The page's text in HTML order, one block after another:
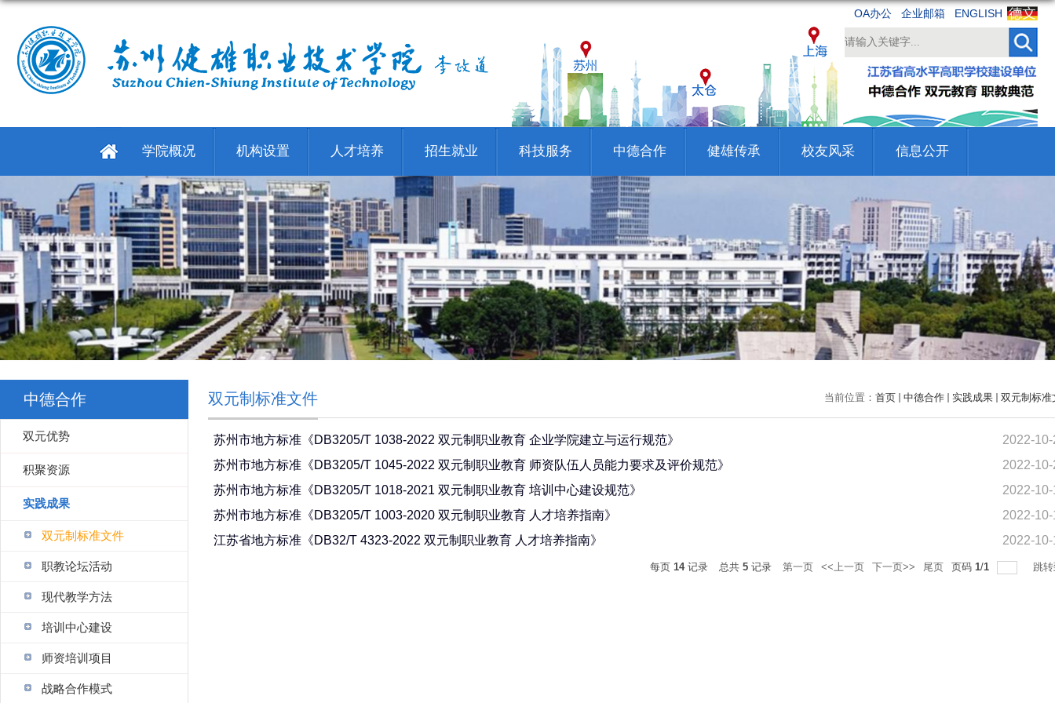
OA办公 企业邮箱 ENGLISH
学院概况 机构设置 人才培养 招生就业 科技服务 中德合作 健雄传承 校友风采 信息公开
中德合作
双元优势
积聚资源
实践成果
双元制标准文件
职教论坛活动
现代教学方法
培训中心建设
师资培训项目
战略合作模式
当前位置： 首页 中德合作 实践成果 双元制标准
双元制标准文件
苏州市地方标准《DB3205/T 1038-2022 双元制职业教育 企业学院建立与运行规范》
2022-
苏州市地方标准《DB3205/T 1045-2022 双元制职业教育 师资队伍人员能力要求及评价规范》
2022-
苏州市地方标准《DB3205/T 1018-2021 双元制职业教育 培训中心建设规范》
2022-
苏州市地方标准《DB3205/T 1003-2020 双元制职业教育 人才培养指南》
2022-
江苏省地方标准《DB32/T 4323-2022 双元制职业教育 人才培养指南》
2022-
每页 14记录 总共 5 记录 第一页 <<上一页 下一页>> 尾页 页码 1/1 跳